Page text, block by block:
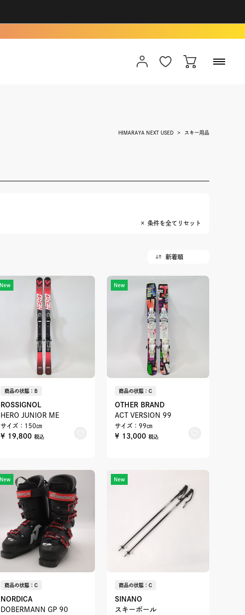
HIMARAYA NEXT USED スキー用品
× 条件を全てリセット
New
商品の状態：B
ROSSIGNOL
HERO JUNIOR ME
サイズ：150㎝
¥ 19,800 税込
New
商品の状態：C
OTHER BRAND
ACT VERSION 99
サイズ：99㎝
¥ 13,000 税込
New
商品の状態：C
NORDICA
DOBERMANN GP 90
New
商品の状態：C
SINANO
スキーポール